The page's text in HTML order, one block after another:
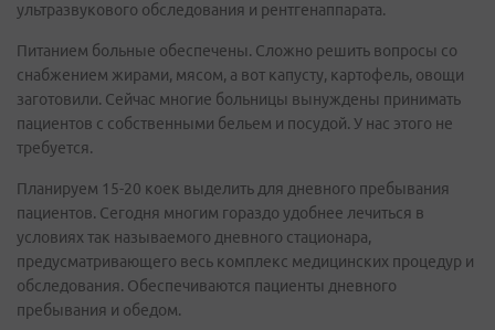
ультразвукового обследования и рентгенаппарата.
Питанием больные обеспечены. Сложно решить вопросы со
снабжением жирами, мясом, а вот капусту, картофель, овощи
заготовили. Сейчас многие больницы вынуждены принимать
пациентов с собственными бельем и посудой. У нас этого не
требуется.
Планируем 15-20 коек выделить для дневного пребывания
пациентов. Сегодня многим гораздо удобнее лечиться в
условиях так называемого дневного стационара,
предусматривающего весь комплекс медицинских процедур и
обследования. Обеспечиваются пациенты дневного
пребывания и обедом.